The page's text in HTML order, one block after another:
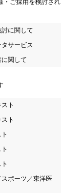
・ご採用を検討され
に関して
サービス
関して
ト
ト
スポーツ／東洋医